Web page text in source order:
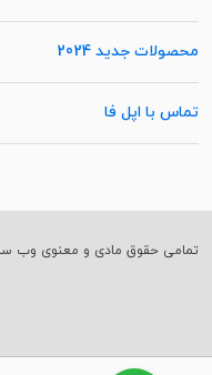
محصولات جدید 2024
تماس با اپل فا
تمامی حقوق مادی و معنوی وب